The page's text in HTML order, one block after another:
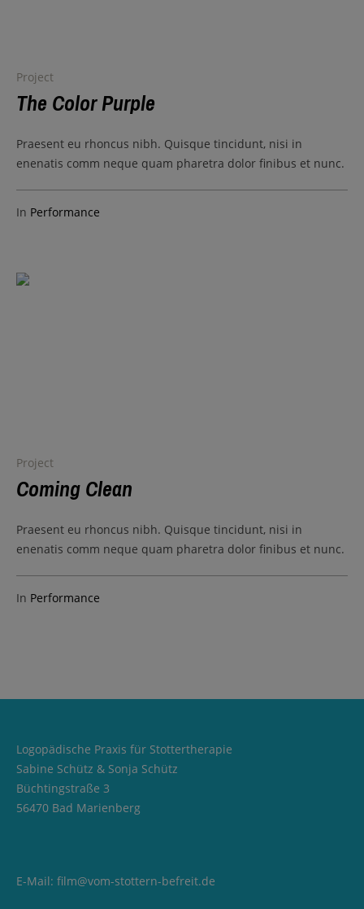
Project
The Color Purple
Praesent eu rhoncus nibh. Quisque tincidunt, nisi in
enenatis comm neque quam pharetra dolor finibus et nunc.
In Performance
Project
Coming Clean
Praesent eu rhoncus nibh. Quisque tincidunt, nisi in
enenatis comm neque quam pharetra dolor finibus et nunc.
In Performance
Logopädische Praxis für Stottertherapie
Sabine Schütz & Sonja Schütz
Büchtingstraße 3
56470 Bad Marienberg
E-Mail:film@vom-stottern-befreit.de